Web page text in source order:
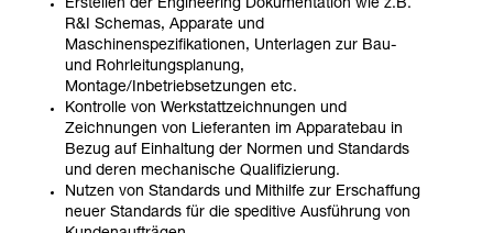
Erstellen der Engineering Dokumentation wie z.B.
R&I Schemas, Apparate und
Maschinenspezifikationen, Unterlagen zur Bau-
und Rohrleitungsplanung,
Montage/Inbetriebsetzungen etc.
Kontrolle von Werkstattzeichnungen und
Zeichnungen von Lieferanten im Apparatebau in
Bezug auf Einhaltung der Normen und Standards
und deren mechanische Qualifizierung.
Nutzen von Standards und Mithilfe zur Erschaffung
neuer Standards für die speditive Ausführung von